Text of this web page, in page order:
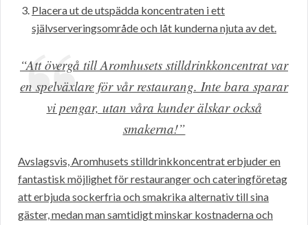
Placera ut de utspädda koncentraten i ett
självserveringsområde och låt kunderna njuta av det.
“Att övergå till Aromhusets stilldrinkkoncentrat var
en spelväxlare för vår restaurang. Inte bara sparar
vi pengar, utan våra kunder älskar också
smakerna!”
Avslagsvis, Aromhusets stilldrinkkoncentrat erbjuder en
fantastisk möjlighet för restauranger och cateringföretag
att erbjuda sockerfria och smakrika alternativ till sina
gäster, medan man samtidigt minskar kostnaderna och